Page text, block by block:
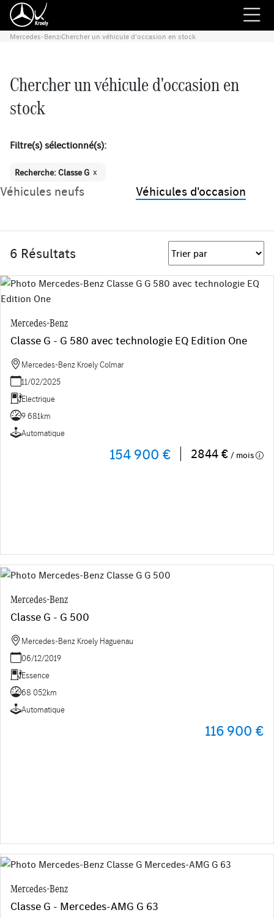
Mercedes-Benz›Chercher un véhicule d'occasion en stock
Chercher un véhicule d'occasion en
stock
Filtre(s) sélectionné(s):
Recherche: Classe G x
Véhicules neufs Véhicules d'occasion
6 Résultats
Mercedes-Benz
Classe G - G 580 avec technologie EQ Edition One
Mercedes-Benz Kroely Colmar
11/02/2025
Electrique
9 681km
Automatique
154 900 € 2844 € / mois
Mercedes-Benz
Classe G - G 500
Mercedes-Benz Kroely Haguenau
06/12/2019
Essence
68 052km
Automatique
116 900 €
Mercedes-Benz
Classe G - Mercedes-AMG G 63